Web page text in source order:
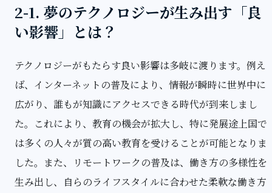
2-1. 夢のテクノロジーが生み出す「良
い影響」とは？
テクノロジーがもたらす良い影響は多岐に渡ります。例え
ば、インターネットの普及により、情報が瞬時に世界中に
広がり、誰もが知識にアクセスできる時代が到来しまし
た。これにより、教育の機会が拡大し、特に発展途上国で
は多くの人々が質の高い教育を受けることが可能となりま
した。また、リモートワークの普及は、働き方の多様性を
生み出し、自らのライフスタイルに合わせた柔軟な働き方